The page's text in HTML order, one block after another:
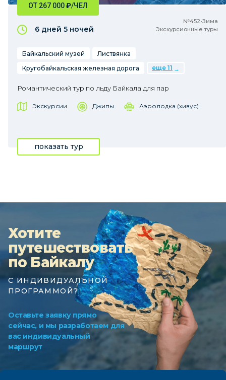
№452•Зима
Экскурсионные туры
ОТ 267 000₽/ЧЕЛ
6 дней 5 ночей
Байкальский музей
Листвянка
Кругобайкальская железная дорога
еще 11
Романтический тур по льду Байкала для пар
Экскурсии Джипы Аэролодка (хивус)
показать тур
Хотите
путешествовать
по Байкалу
С ИНДИВИДУАЛЬНОЙ
ПРОГРАММОЙ?
Оставьте заявку прямо
сейчас, и мы разработаем для
вас индивидуальный
маршрут